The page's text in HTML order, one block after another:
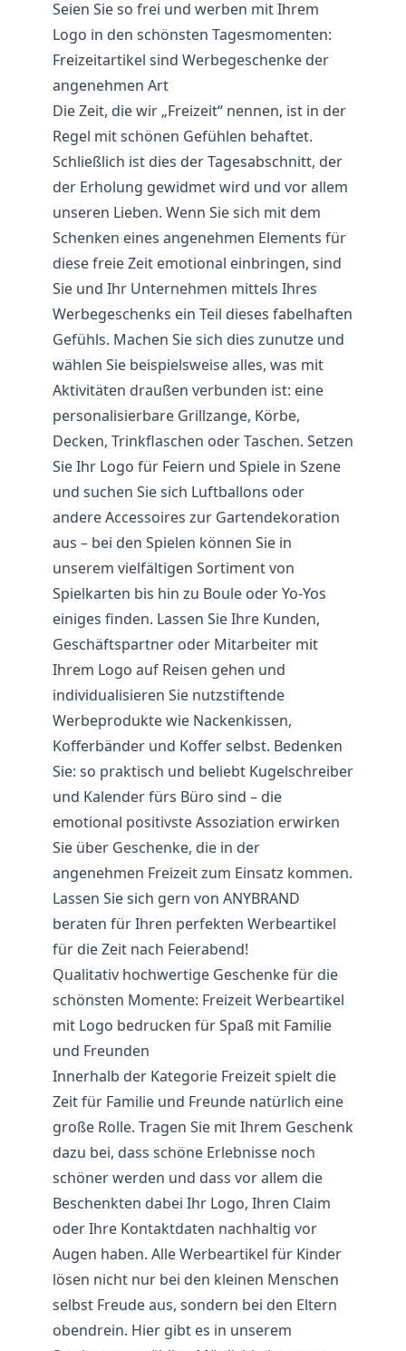
Seien Sie so frei und werben mit Ihrem
Logo in den schönsten Tagesmomenten:
Freizeitartikel sind Werbegeschenke der
angenehmen Art
Die Zeit, die wir „Freizeit“ nennen, ist in der
Regel mit schönen Gefühlen behaftet.
Schließlich ist dies der Tagesabschnitt, der
der Erholung gewidmet wird und vor allem
unseren Lieben. Wenn Sie sich mit dem
Schenken eines angenehmen Elements für
diese freie Zeit emotional einbringen, sind
Sie und Ihr Unternehmen mittels Ihres
Werbegeschenks ein Teil dieses fabelhaften
Gefühls. Machen Sie sich dies zunutze und
wählen Sie beispielsweise alles, was mit
Aktivitäten draußen verbunden ist: eine
personalisierbare Grillzange, Körbe,
Decken, Trinkflaschen oder Taschen. Setzen
Sie Ihr Logo für Feiern und Spiele in Szene
und suchen Sie sich Luftballons oder
andere Accessoires zur Gartendekoration
aus – bei den Spielen können Sie in
unserem vielfältigen Sortiment von
Spielkarten bis hin zu Boule oder Yo-Yos
einiges finden. Lassen Sie Ihre Kunden,
Geschäftspartner oder Mitarbeiter mit
Ihrem Logo auf Reisen gehen und
individualisieren Sie nutzstiftende
Werbeprodukte wie Nackenkissen,
Kofferbänder und Koffer selbst. Bedenken
Sie: so praktisch und beliebt Kugelschreiber
und Kalender fürs Büro sind – die
emotional positivste Assoziation erwirken
Sie über Geschenke, die in der
angenehmen Freizeit zum Einsatz kommen.
Lassen Sie sich gern von ANYBRAND
beraten für Ihren perfekten Werbeartikel
für die Zeit nach Feierabend!
Qualitativ hochwertige Geschenke für die
schönsten Momente: Freizeit Werbeartikel
mit Logo bedrucken für Spaß mit Familie
und Freunden
Innerhalb der Kategorie Freizeit spielt die
Zeit für Familie und Freunde natürlich eine
große Rolle. Tragen Sie mit Ihrem Geschenk
dazu bei, dass schöne Erlebnisse noch
schöner werden und dass vor allem die
Beschenkten dabei Ihr Logo, Ihren Claim
oder Ihre Kontaktdaten nachhaltig vor
Augen haben. Alle Werbeartikel für Kinder
lösen nicht nur bei den kleinen Menschen
selbst Freude aus, sondern bei den Eltern
obendrein. Hier gibt es in unserem